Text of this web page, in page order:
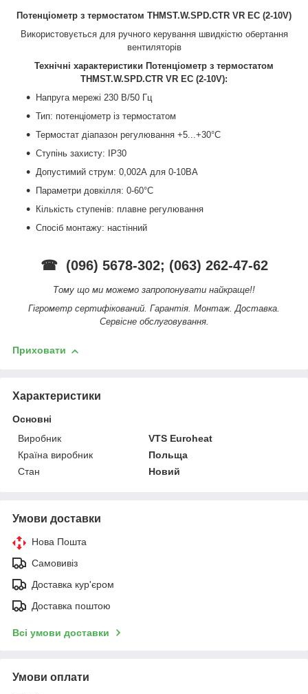
Потенціометр з термостатом THMST.W.SPD.CTR VR EC (2-10V)
Використовується для ручного керування швидкістю обертання
вентиляторів
Технічні характеристики Потенціометр з термостатом
THMST.W.SPD.CTR VR EC (2-10V):
Напруга мережі 230 В/50 Гц
Тип: потенціометр із термостатом
Термостат діапазон регулювання +5...+30°C
Ступінь захисту: IP30
Допустимий струм: 0,002А для 0-10ВA
Параметри довкілля: 0-60°С
Кількість ступенів: плавне регулювання
Спосіб монтажу: настінний
☎ (096) 5678-302; (063) 262-47-62
Тому що ми можемо запропонувати найкраще!!
Гігрометр сертифікований. Гарантія. Монтаж. Доставка.
Сервісне обслуговування.
Приховати
Характеристики
Основні
Виробник
VTS Euroheat
Країна виробник
Польща
Стан
Новий
Умови доставки
Нова Пошта
Самовивіз
Доставка кур'єром
Доставка поштою
Всі умови доставки
Умови оплати